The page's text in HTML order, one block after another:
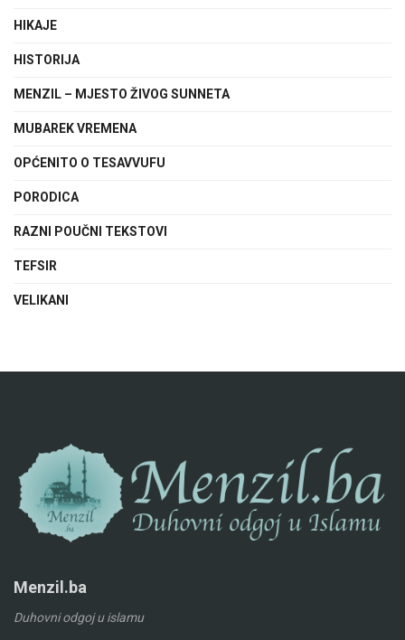
HIKAJE
HISTORIJA
MENZIL – MJESTO ŽIVOG SUNNETA
MUBAREK VREMENA
OPĆENITO O TESAVVUFU
PORODICA
RAZNI POUČNI TEKSTOVI
TEFSIR
VELIKANI
Menzil.ba
Duhovni odgoj u islamu